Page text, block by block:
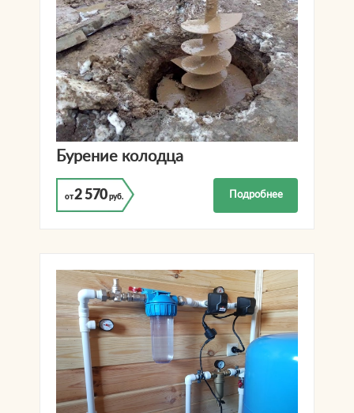
Бурение колодца
от2 570 руб. Подробнее